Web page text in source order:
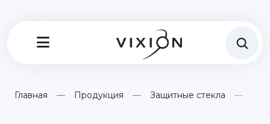
Главная Продукция Защитные стекла